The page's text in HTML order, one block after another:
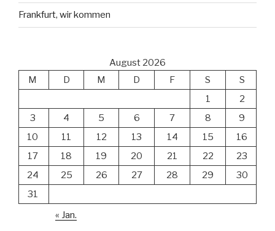
Frankfurt, wir kommen
August 2026
M
D M D F S
S
1
2
3
4 5 6 7 8
9
10
11 12 13 14 15
16
17
18 19 20 21 22
23
24
25 26 27 28 29
30
31
« Jan.